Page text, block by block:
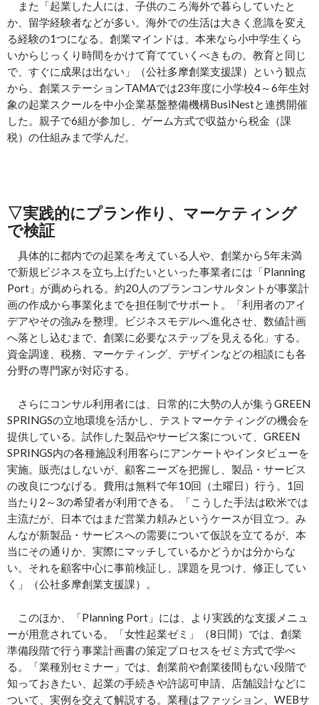
また「起業した人には、子供のころ海外で暮らしていたと
か、留学経験者などが多い。海外での生活は大きく意識を変え
る経験の1つになる。創業マインドは、本来なら小中学生くら
いからじっくり時間をかけて育てていくべきもの。教育と同じ
で、すぐに成果は出ない」（公社多摩創業支援課）という観点
から、創業ステーションTAMAでは23年度に小学校4～6年生対
象の起業スクールを中小企業基盤整備機構BusiNestと連携開催
した。親子で6組が参加し、ゲーム方式で収益から税金（課
税）の仕組みまで学んだ。
▽実践的にプラン作り、マーケティング
で検証
具体的に都内での起業を考えている人や、創業から5年未満
で新規ビジネスを立ち上げたいといった事業者には「Planning
Port」が薦められる。約20人のプランコンサルタントが事業計
画の作成から事業化までを担任制でサポート。「利用者のアイ
デアやその強みを整理。ビジネスモデルへ進化させ、数値計画
へ落とし込むまで、創業に必要なステップを見える化」する。
資金調達、税務、マーケティング、デザインなどの相談にも各
分野の専門家が対応する。
さらにコンサル利用者には、日常的に大勢の人が集うGREEN
SPRINGSの立地環境を活かし、テストマーケティングの機会を
提供している。試作した製品やサービス案について、GREEN
SPRINGS内の各種施設利用客らにアンケートやインタビューを
実施。販売はしないが、顧客ニーズを把握し、製品・サービス
の改良につなげる。費用は無料で年10回（土曜日）行う。1回
当たり2～3の希望者が利用できる。「こうした手法は欧米では
主流だが、日本ではまだ営業力頼みというケースが目立つ。み
んなが新製品・サービスへの需要について仮説を立てるが、本
当にその通りか、実際にマッチしているかどうかは分からな
い。それを顧客中心に事前検証し、課題を見つけ、修正してい
く」（公社多摩創業支援課）。
このほか、「Planning Port」には、より実践的な支援メニュ
ーが用意されている。「女性起業ゼミ」（8日間）では、創業
準備段階で行う事業計画書の策定プロセスをゼミ方式で学べ
る。「業種別セミナー」では、創業前や創業後間もない段階で
知っておきたい、起業の手続きや許認可申請、店舗設計などに
ついて、実例を交えて解説する。業種はファッション、WEBサ